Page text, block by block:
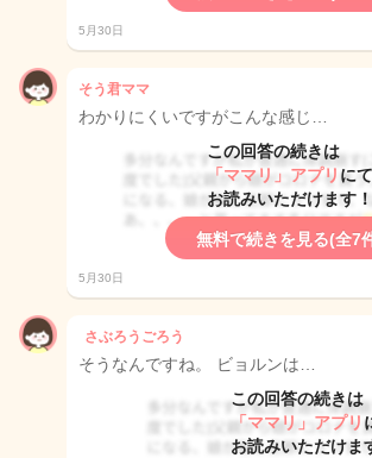
5月30日
そう君ママ
わかりにくいですがこんな感じ…
この回答の続きは
「ママリ」アプリ にて
お読みいただけます！
無料で続きを見る(全7
5月30日
さぶろうごろう
そうなんですね。 ビョルンは…
この回答の続きは
「ママリ」アプリ
お読みいただけま